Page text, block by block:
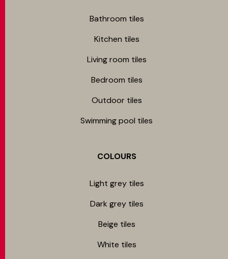
Bathroom tiles
Kitchen tiles
Living room tiles
Bedroom tiles
Outdoor tiles
Swimming pool tiles
COLOURS
Light grey tiles
Dark grey tiles
Beige tiles
White tiles